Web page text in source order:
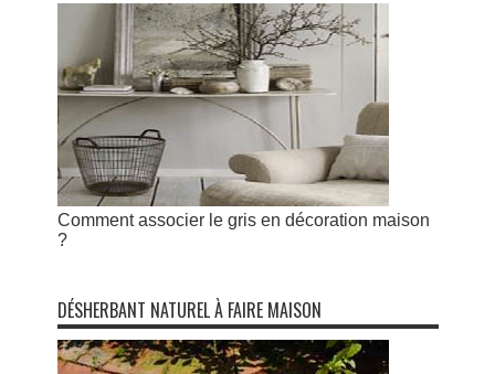
Comment associer le gris en décoration maison
?
DÉSHERBANT NATUREL À FAIRE MAISON